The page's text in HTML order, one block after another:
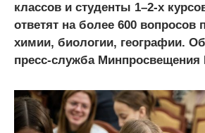
классов и студенты 1–2-х
ответят на более 600 вопросов
химии, биологии, географии.
пресс-служба